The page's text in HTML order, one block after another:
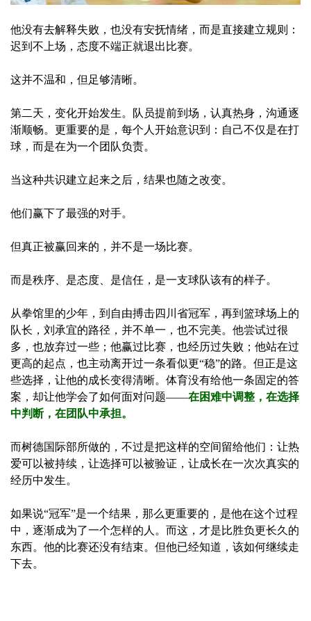
他没有去解释失败，也没有安抚情绪，而是直接建立规则：
迟到不上场，态度不端正就退出比赛。
这并不温和，但足够清晰。
第二天，变化开始发生。队员提前到场，认真热身，沟通逐
渐顺畅。更重要的是，每个人开始意识到：自己不仅是在打
球，而是在为一个团队负责。
当这种共识建立起来之后，结果也随之改变。
他们赢下了最强的对手。
但真正被赢回来的，并不是一场比赛。
而是秩序、是态度、是信任，是一支球队该有的样子。
从拳馆里的少年，到自由搏击四川省冠军，再到篮球场上的
队长，刘承宜的路径，并不单一，也不完美。他尝试过很
多，也放弃过一些；他赢过比赛，也经历过失败；他站在过
更高的起点，也主动离开过一条看似更“稳”的路。但正是这
些选择，让他的成长变得清晰。体育没有给他一条固定的答
案，却让他学会了如何面对问题——在困难中调整，在选择
中判断，在团队中承担。
而树德国际部所做的，不过是把这样的空间留给他们：让热
爱可以被持续，让选择可以被验证，让成长在一次次真实的
经历中发生。
如果说“冠军”是一个结果，那么更重要的，是他在这个过程
中，逐渐成为了一个怎样的人。而这，才是比胜负更长久的
东西。他的比赛还没有结束。但他已经知道，该如何继续走
下去。